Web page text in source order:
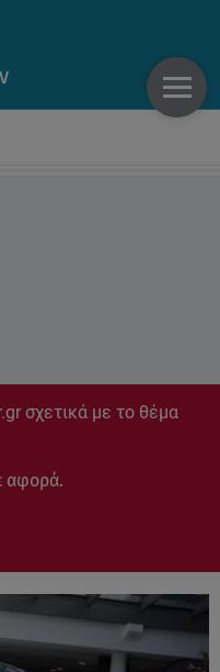
σχετικά με το θέμα
αφορά.